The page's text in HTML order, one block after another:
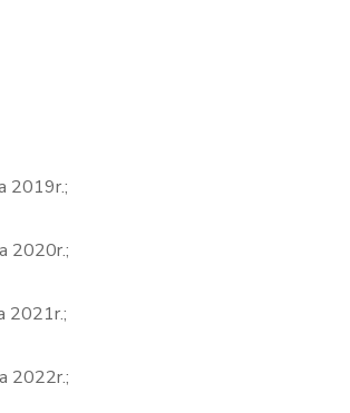
2019r.;
2020r.;
2021r.;
2022r.;